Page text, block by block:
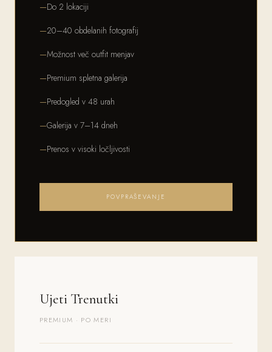
Do 2 lokaciji
20–40 obdelanih fotografij
Možnost več outfit menjav
Premium spletna galerija
Predogled v 48 urah
Galerija v 7–14 dneh
Prenos v visoki ločljivosti
POVPRAŠEVANJE
Ujeti Trenutki
PREMIUM · PO MERI